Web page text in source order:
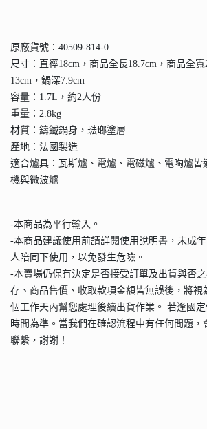
原廠貨號：40509-814-0
尺寸：直徑18cm，商品全長18.7cm，商品全
13cm，鍋深7.9cm
容量：1.7L，約2人份
重量：2.8kg
材質：鑄鐵鍋身，琺瑯塗層
產地：法國製造
適合爐具：瓦斯爐、電爐、電磁爐、電陶爐皆
機與微波爐
-本商品為平行輸入。
-本商品建議使用前請詳閱使用說明書，未成
人陪同下使用，以免發生危險。
-本賣場仍保有決定是否接受訂單及出貨與否
存、商品售價、收取款項金額皆無誤後，將視
個工作天內幫您處理後續出貨作業。 若逢國
時間為準。當我們在確認流程中有任何問題，
聯繫，謝謝！